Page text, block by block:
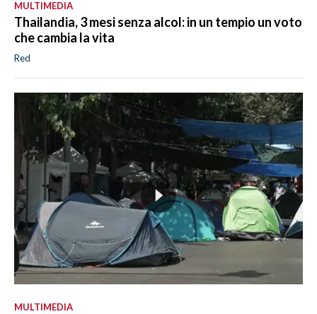
MULTIMEDIA
Thailandia, 3 mesi senza alcol: in un tempio un voto
che cambia la vita
Red
MULTIMEDIA